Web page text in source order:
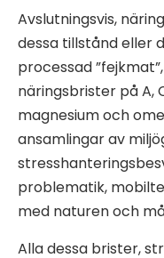
Avslutningsvis,
dessa tillstånd eller
processad
näringsbrister på A,
magnesium och
ansamlingar av
problematik,
med naturen och
Alla dessa brister,